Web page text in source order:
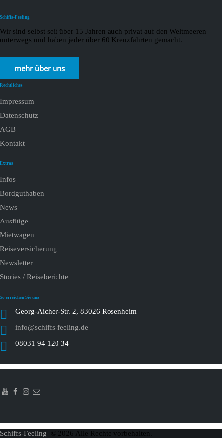
Schiffs-Feeling
Wir sind selbst seit über 15 Jahren auch privat auf den Weltmeeren
unterwegs und haben jeder über 60 Kreuzfahrten gemacht.
mehr über uns
Rechtliches
Impressum
Datenschutz
AGB
Kontakt
Extras
Infos
Bordguthaben
News
Ausflüge
Mietwagen
Reiseversicherung
Newsletter
Stories / Reiseberichte
So erreichen Sie uns
Georg-Aicher-Str. 2, 83026 Rosenheim
info@schiffs-feeling.de
08031 94 120 34
Schiffs-Feeling © 2026 Alle Rechte vorbehalten.